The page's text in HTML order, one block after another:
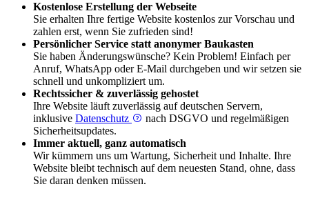
Kostenlose Erstellung der Webseite
Sie erhalten Ihre fertige Website kostenlos zur Vorschau und
zahlen erst, wenn Sie zufrieden sind!
Persönlicher Service statt anonymer Baukasten
Sie haben Änderungswünsche? Kein Problem! Einfach per
Anruf, WhatsApp oder E-Mail durchgeben und wir setzen sie
schnell und unkompliziert um.
Rechtssicher & zuverlässig gehostet
Ihre Website läuft zuverlässig auf deutschen Servern,
inklusive Datenschutz
nach DSGVO und regelmäßigen
Sicherheitsupdates.
Immer aktuell, ganz automatisch
Wir kümmern uns um Wartung, Sicherheit und Inhalte. Ihre
Website bleibt technisch auf dem neuesten Stand, ohne, dass
Sie daran denken müssen.